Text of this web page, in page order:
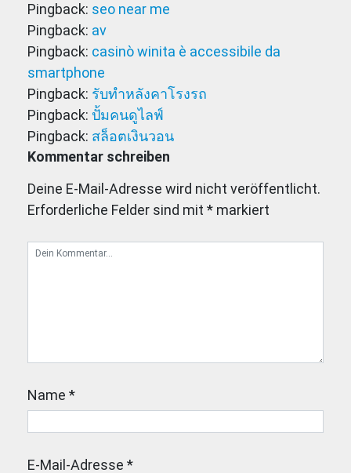
Pingback: seo near me
Pingback: av
Pingback: casinò winita è accessibile da
smartphone
Pingback: รับทำหลังคาโรงรถ
Pingback: ปั้มคนดูไลฟ์
Pingback: สล็อตเงินวอน
Kommentar schreiben
Deine E-Mail-Adresse wird nicht veröffentlicht.
Erforderliche Felder sind mit * markiert
Name *
E-Mail-Adresse *